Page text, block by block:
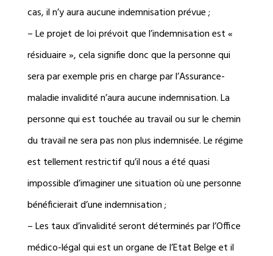
cas, il n’y aura aucune indemnisation prévue ;
– Le projet de loi prévoit que l’indemnisation est «
résiduaire », cela signifie donc que la personne qui
sera par exemple pris en charge par l’Assurance-
maladie invalidité n’aura aucune indemnisation. La
personne qui est touchée au travail ou sur le chemin
du travail ne sera pas non plus indemnisée. Le régime
est tellement restrictif qu’il nous a été quasi
impossible d’imaginer une situation où une personne
bénéficierait d’une indemnisation ;
– Les taux d’invalidité seront déterminés par l’Office
médico-légal qui est un organe de l’Etat Belge et il